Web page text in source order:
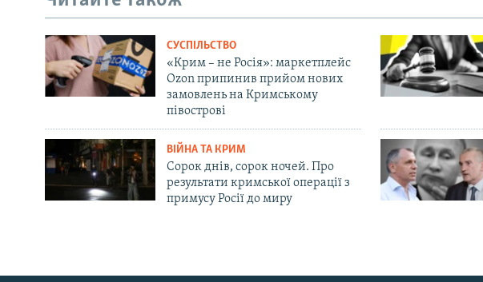
Русский
СУСПІЛЬСТВО
«Крим – не Росія»: маркетплейс
Ozon припинив прийом нових
замовлень на Кримському
півострові
ВІЙНА ТА КРИМ
Сорок днів, сорок ночей. Про
результати кримської операції з
примусу Росії до миру